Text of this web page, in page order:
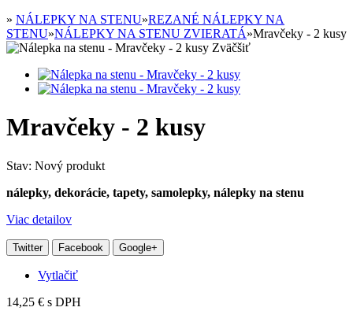
» NÁLEPKY NA STENU»REZANÉ NÁLEPKY NA
STENU»NÁLEPKY NA STENU ZVIERATÁ»Mravčeky - 2 kusy
Zväčšiť
Mravčeky - 2 kusy
Stav: Nový produkt
nálepky, dekorácie, tapety, samolepky, nálepky na stenu
Viac detailov
Twitter Facebook Google+
Vytlačiť
14,25 € s DPH